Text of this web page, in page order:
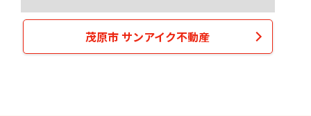
茂原市 サンアイク不動産